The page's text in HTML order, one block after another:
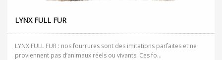
LYNX FULL FUR
LYNX FULL FUR : nos fourrures sont des imitations parfaites et ne
proviennent pas d’animaux réels ou vivants. Ces fo...